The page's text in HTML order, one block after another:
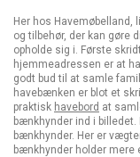
Her hos Havemøbelland,
og tilbehør, der kan gøre
opholde sig i. Første
hjemmeadressen er at
godt bud til at samle
havebænken er blot et
praktisk havebord at
bænkhynder ind i
bænkhynder. Her er
bænkhynder holder mere